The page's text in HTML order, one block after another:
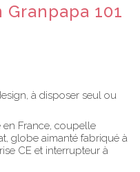
101
à disposer seul ou
France, coupelle
globe aimanté fabriqué à
CE et interrupteur à